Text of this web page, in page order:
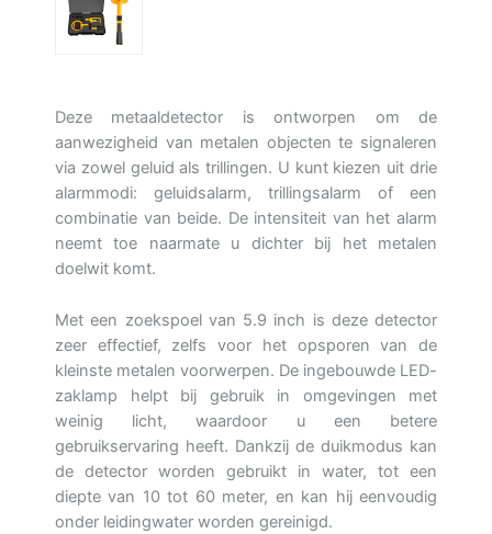
Deze metaaldetector is ontworpen om de
aanwezigheid van metalen objecten te signaleren
via zowel geluid als trillingen. U kunt kiezen uit drie
alarmmodi: geluidsalarm, trillingsalarm of een
combinatie van beide. De intensiteit van het alarm
neemt toe naarmate u dichter bij het metalen
doelwit komt.
Met een zoekspoel van 5.9 inch is deze detector
zeer effectief, zelfs voor het opsporen van de
kleinste metalen voorwerpen. De ingebouwde LED-
zaklamp helpt bij gebruik in omgevingen met
weinig licht, waardoor u een betere
gebruikservaring heeft. Dankzij de duikmodus kan
de detector worden gebruikt in water, tot een
diepte van 10 tot 60 meter, en kan hij eenvoudig
onder leidingwater worden gereinigd.